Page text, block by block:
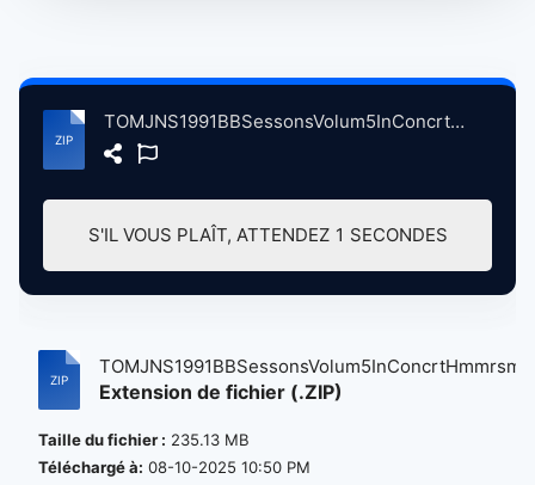
TOMJNS1991BBSessonsVolum5InConcrtHmmrsmthOdonLndnBrtin, 4-20-1991 atse.zip
S'IL VOUS PLAÎT, ATTENDEZ 0 SECONDES
TOMJNS1991BBSessonsVolum5InConcrtHmmrsm...
Extension de fichier (.ZIP)
Taille du fichier : 235.13 MB
Téléchargé à: 08-10-2025 10:50 PM